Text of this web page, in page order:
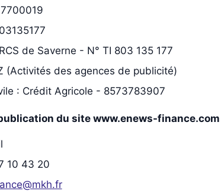
de Saverne - N° TI 803 135 177
(Activités des agences de publicité)
: Crédit Agricole - 8573783907
du site www.enews-finance.com
10 43 20